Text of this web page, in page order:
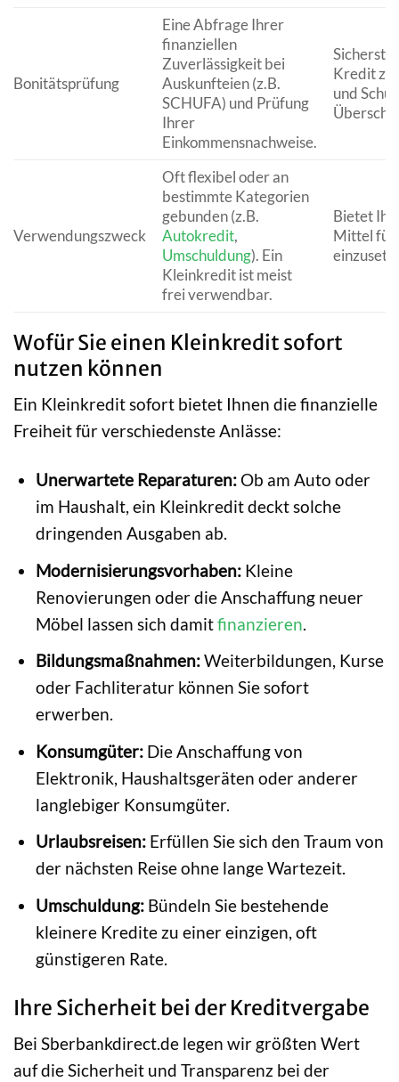
Bonitätsprüfung
Eine Abfrage Ihrer
finanziellen
Zuverlässigkeit bei
Auskunfteien (z.B.
SCHUFA) und Prüfung
Ihrer
Einkommensnachweise.
Kredit
und
Verwendungszweck
Oft flexibel oder an
bestimmte Kategorien
gebunden (z.B.
Autokredit,
Umschuldung). Ein
Kleinkredit ist meist
frei verwendbar.
Bietet
Mittel für
Wofür Sie einen Kleinkredit sofort
nutzen können
Ein Kleinkredit sofort bietet Ihnen die finanzielle
Freiheit für verschiedenste Anlässe:
Unerwartete Reparaturen:Ob am Auto oder
im Haushalt, ein Kleinkredit deckt solche
dringenden Ausgaben ab.
Modernisierungsvorhaben:Kleine
Renovierungen oder die Anschaffung neuer
Möbel lassen sich damitfinanzieren.
Bildungsmaßnahmen:Weiterbildungen, Kurse
oder Fachliteratur können Sie sofort
erwerben.
Konsumgüter:Die Anschaffung von
Elektronik, Haushaltsgeräten oder anderer
langlebiger Konsumgüter.
Urlaubsreisen:Erfüllen Sie sich den Traum von
der nächsten Reise ohne lange Wartezeit.
Umschuldung:Bündeln Sie bestehende
kleinere Kredite zu einer einzigen, oft
günstigeren Rate.
Ihre Sicherheit bei der Kreditvergabe
Bei Sberbankdirect.de legen wir größten Wert
auf die Sicherheit und Transparenz bei der